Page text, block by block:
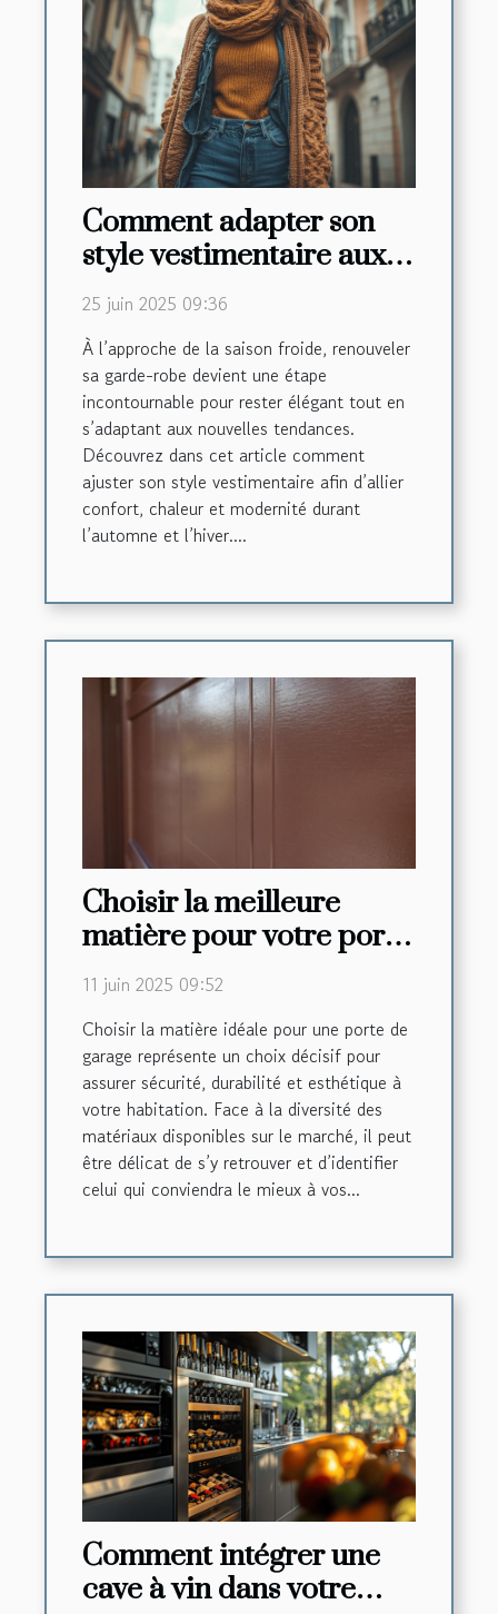
Comment adapter son
style vestimentaire aux
tendances automne-
hiver
25 juin 2025 09:36
À l’approche de la saison froide, renouveler
sa garde-robe devient une étape
incontournable pour rester élégant tout en
s’adaptant aux nouvelles tendances.
Découvrez dans cet article comment
ajuster son style vestimentaire afin d’allier
confort, chaleur et modernité durant
l’automne et l’hiver....
Choisir la meilleure
matière pour votre porte
de garage
11 juin 2025 09:52
Choisir la matière idéale pour une porte de
garage représente un choix décisif pour
assurer sécurité, durabilité et esthétique à
votre habitation. Face à la diversité des
matériaux disponibles sur le marché, il peut
être délicat de s’y retrouver et d’identifier
celui qui conviendra le mieux à vos...
Comment intégrer une
cave à vin dans votre